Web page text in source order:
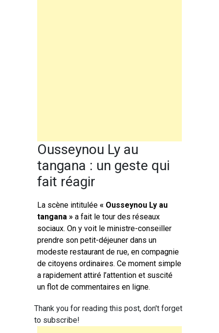
Ousseynou Ly au
tangana : un geste qui
fait réagir
La scène intitulée« Ousseynou Ly au
tangana » a fait le tour des réseaux
sociaux. On y voit le ministre-conseiller
prendre son petit-déjeuner dans un
modeste restaurant de rue, en compagnie
de citoyens ordinaires. Ce moment simple
a rapidement attiré l’attention et suscité
un flot de commentaires en ligne.
Thank you for reading this post, don't forget
to subscribe!